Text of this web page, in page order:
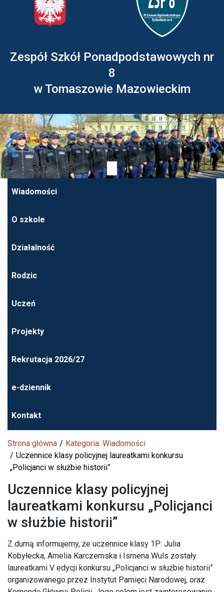
Zespół Szkół Ponadpodstawowych nr
8
w Tomaszowie Mazowieckim
Wiadomości
O szkole
Działalność
Rodzic
Uczeń
Projekty
Rekrutacja 2026/27
e-dziennik
Kontakt
Strona główna
Kategoria: Wiadomości
Uczennice klasy policyjnej laureatkami konkursu
„Policjanci w służbie historii”
Uczennice klasy policyjnej
laureatkami konkursu „Policjanci
w służbie historii”
Z dumą informujemy, że uczennice klasy 1P: Julia
Kobyłecka, Amelia Karczemska i Ismena Wuls zostały
laureatkami V edycji konkursu „Policjanci w służbie historii”
organizowanego przez Instytut Pamięci Narodowej, oraz